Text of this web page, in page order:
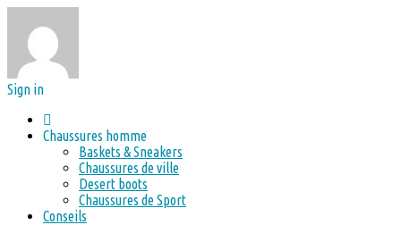
Sign in
Chaussures homme
Baskets & Sneakers
Chaussures de ville
Desert boots
Chaussures de Sport
Conseils